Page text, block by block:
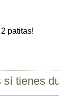
17 patitas.
sí tienes